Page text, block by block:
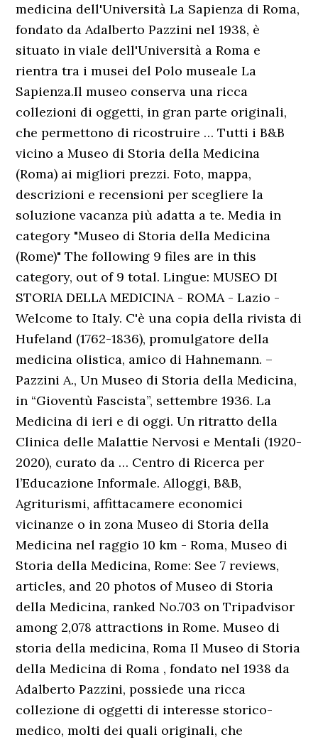
medicina dell'Università La Sapienza di Roma,
fondato da Adalberto Pazzini nel 1938, è
situato in viale dell'Università a Roma e
rientra tra i musei del Polo museale La
Sapienza.Il museo conserva una ricca
collezioni di oggetti, in gran parte originali,
che permettono di ricostruire … Tutti i B&B
vicino a Museo di Storia della Medicina
(Roma) ai migliori prezzi. Foto, mappa,
descrizioni e recensioni per scegliere la
soluzione vacanza più adatta a te. Media in
category "Museo di Storia della Medicina
(Rome)" The following 9 files are in this
category, out of 9 total. Lingue: MUSEO DI
STORIA DELLA MEDICINA - ROMA - Lazio -
Welcome to Italy. C'è una copia della rivista di
Hufeland (1762-1836), promulgatore della
medicina olistica, amico di Hahnemann. –
Pazzini A., Un Museo di Storia della Medicina,
in “Gioventù Fascista”, settembre 1936. La
Medicina di ieri e di oggi. Un ritratto della
Clinica delle Malattie Nervosi e Mentali (1920-
2020), curato da … Centro di Ricerca per
l’Educazione Informale. Alloggi, B&B,
Agriturismi, affittacamere economici
vicinanze o in zona Museo di Storia della
Medicina nel raggio 10 km - Roma, Museo di
Storia della Medicina, Rome: See 7 reviews,
articles, and 20 photos of Museo di Storia
della Medicina, ranked No.703 on Tripadvisor
among 2,078 attractions in Rome. Museo di
storia della medicina, Roma Il Museo di Storia
della Medicina di Roma , fondato nel 1938 da
Adalberto Pazzini, possiede una ricca
collezione di oggetti di interesse storico-
medico, molti dei quali originali, che